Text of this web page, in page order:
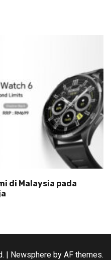
di Malaysia pada
| Newsphere by AF themes.